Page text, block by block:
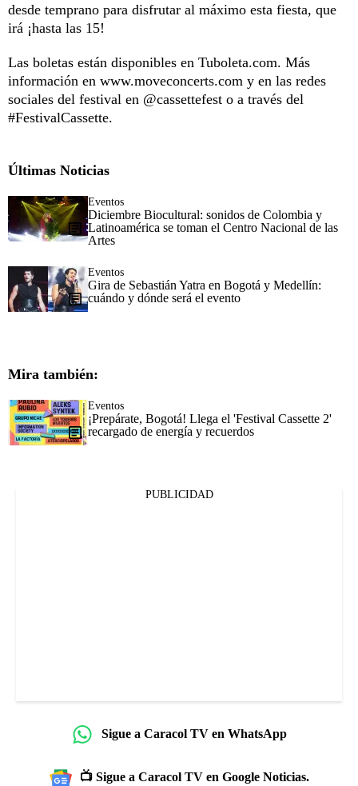
desde temprano para disfrutar al máximo esta fiesta, que
irá ¡hasta las 15!
Las boletas están disponibles en Tuboleta.com. Más
información en www.moveconcerts.com y en las redes
sociales del festival en @cassettefest o a través del
#FestivalCassette.
Últimas Noticias
Eventos
Diciembre Biocultural: sonidos de Colombia y
Latinoamérica se toman el Centro Nacional de las
Artes
Eventos
Gira de Sebastián Yatra en Bogotá y Medellín:
cuándo y dónde será el evento
Mira también:
Eventos
¡Prepárate, Bogotá! Llega el 'Festival Cassette 2'
recargado de energía y recuerdos
PUBLICIDAD
Sigue a Caracol TV en WhatsApp
📺 Sigue a Caracol TV en Google Noticias.